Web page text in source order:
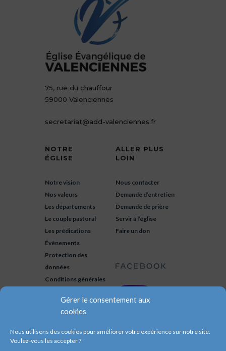
Gérer le consentement aux
cookies
Nous utilisons des cookies pour améliorer votre expérience sur notre site.
Voulez-vous les accepter ?
75, rue du chauffour
59000 Valenciennes
secretariat@add-valenciennes.fr
NOTRE
ÉGLISE
Notre vision
Nos valeurs
Les départements
Le couple pastoral
Les prédications
Évènements
Protection des
données
Conditions générales
ALLER PLUS
LOIN
Nous contacter
Demande d’entretien
Demande de prière
Servir à l’église
Faire un don